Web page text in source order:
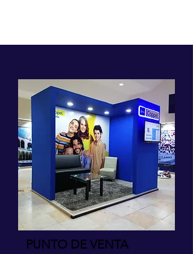
PUNTO DE VENTA